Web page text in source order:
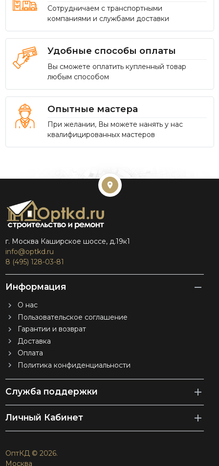
Сотрудничаем с транспортными
компаниями и службами доставки
Удобные способы оплаты
Вы сможете оплатить купленный товар
любым способом
Опытные мастера
При желании, Вы можете нанять у нас
квалифицированных мастеров
г. Москва Каширское шоссе, д.19к1
info@optkd.ru
8 (495) 128-03-81
Информация
О нас
Пользовательское соглашение
Гарантии и возврат
Доставка
Оплата
Политика конфиденциальности
Служба поддержки
Личный Кабинет
ОптКД © 2026.
Москва